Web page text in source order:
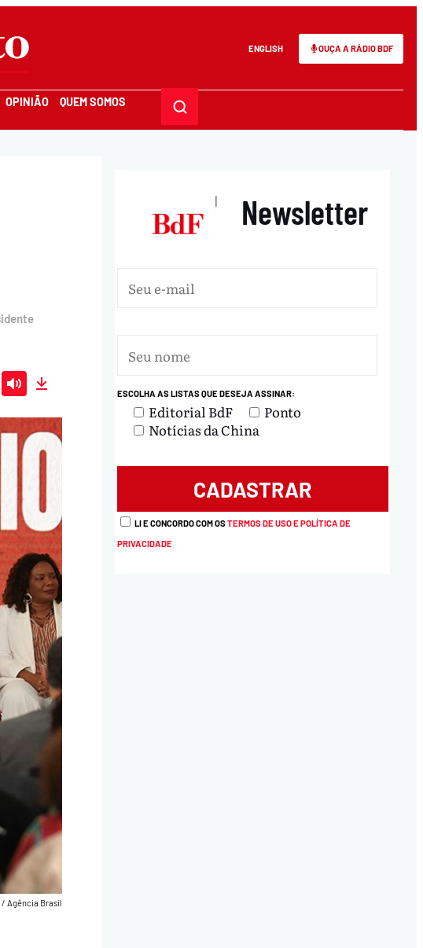
ENGLISH OUÇA A RÁDIO BDF
OPINIÃO QUEM SOMOS
Mute
Agência Brasil
| Newsletter
ESCOLHA AS LISTAS QUE DESEJA ASSINAR:
Editorial BdF
Ponto
Notícias da China
LI E CONCORDO COM OSTERMOS DE USO E POLÍTICA DE
PRIVACIDADE